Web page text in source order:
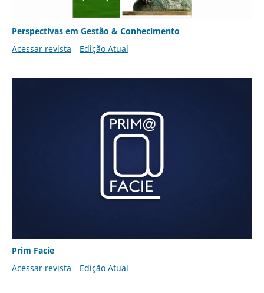
Perspectivas em Gestão & Conhecimento
Acessar revista
Edição Atual
Prim Facie
Acessar revista
Edição Atual